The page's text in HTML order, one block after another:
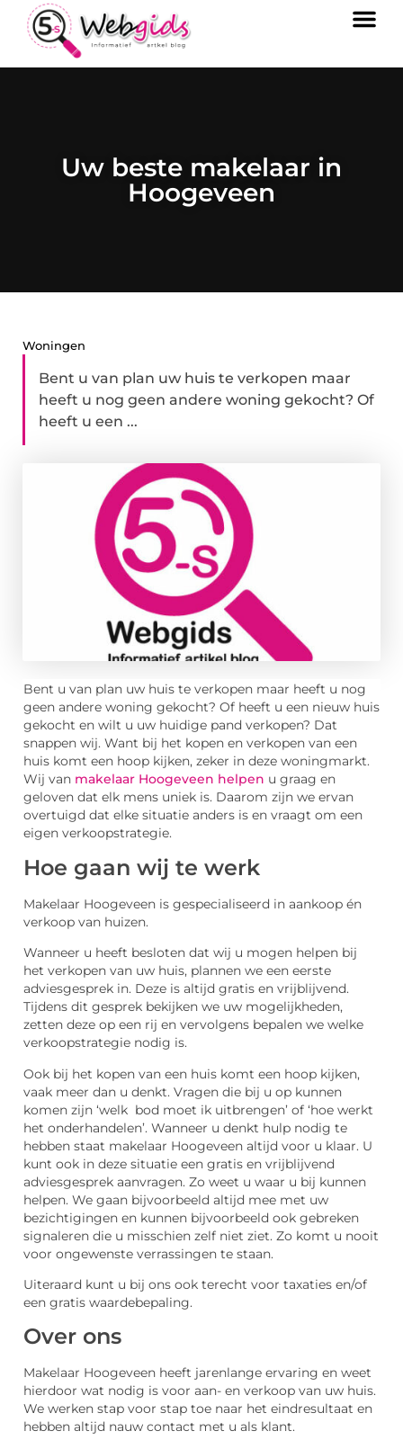
Uw beste makelaar in
Hoogeveen
Woningen
Bent u van plan uw huis te verkopen maar
heeft u nog geen andere woning gekocht? Of
heeft u een ...
Bent u van plan uw huis te verkopen maar heeft u nog
geen andere woning gekocht? Of heeft u een nieuw huis
gekocht en wilt u uw huidige pand verkopen? Dat
snappen wij. Want bij het kopen en verkopen van een
huis komt een hoop kijken, zeker in deze woningmarkt.
Wij van makelaar Hoogeveen helpen u graag en
geloven dat elk mens uniek is. Daarom zijn we ervan
overtuigd dat elke situatie anders is en vraagt om een
eigen verkoopstrategie.
Hoe gaan wij te werk
Makelaar Hoogeveen is gespecialiseerd in aankoop én
verkoop van huizen.
Wanneer u heeft besloten dat wij u mogen helpen bij
het verkopen van uw huis, plannen we een eerste
adviesgesprek in. Deze is altijd gratis en vrijblijvend.
Tijdens dit gesprek bekijken we uw mogelijkheden,
zetten deze op een rij en vervolgens bepalen we welke
verkoopstrategie nodig is.
Ook bij het kopen van een huis komt een hoop kijken,
vaak meer dan u denkt. Vragen die bij u op kunnen
komen zijn ‘welk bod moet ik uitbrengen’ of ‘hoe werkt
het onderhandelen’. Wanneer u denkt hulp nodig te
hebben staat makelaar Hoogeveen altijd voor u klaar. U
kunt ook in deze situatie een gratis en vrijblijvend
adviesgesprek aanvragen. Zo weet u waar u bij kunnen
helpen. We gaan bijvoorbeeld altijd mee met uw
bezichtigingen en kunnen bijvoorbeeld ook gebreken
signaleren die u misschien zelf niet ziet. Zo komt u nooit
voor ongewenste verrassingen te staan.
Uiteraard kunt u bij ons ook terecht voor taxaties en/of
een gratis waardebepaling.
Over ons
Makelaar Hoogeveen heeft jarenlange ervaring en weet
hierdoor wat nodig is voor aan- en verkoop van uw huis.
We werken stap voor stap toe naar het eindresultaat en
hebben altijd nauw contact met u als klant.